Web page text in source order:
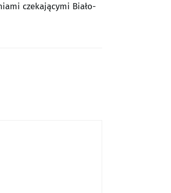
czekającymi Biało-